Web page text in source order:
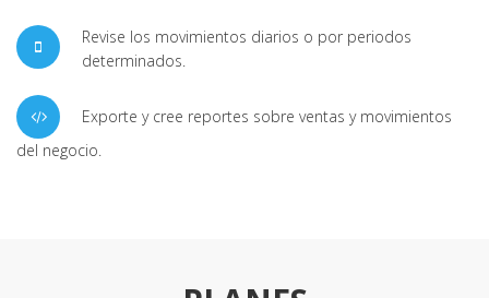
Revise los movimientos diarios o por periodos
determinados.
Exporte y cree reportes sobre ventas y movimientos
del negocio.